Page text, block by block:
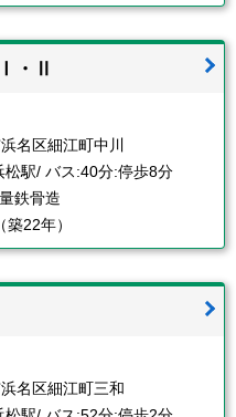
Ⅰ・Ⅱ
名区細江町中川
松駅/ バス:40分:停歩8分
鉄骨造
22年）
名区細江町三和